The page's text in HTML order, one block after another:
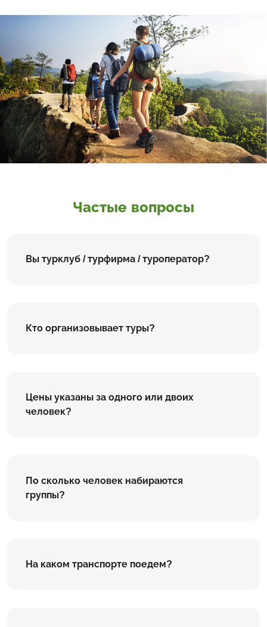
Частые вопросы
Вы турклуб / турфирма / туроператор?
Кто организовывает туры?
Цены указаны за одного или двоих
человек?
По сколько человек набираются
группы?
На каком транспорте поедем?